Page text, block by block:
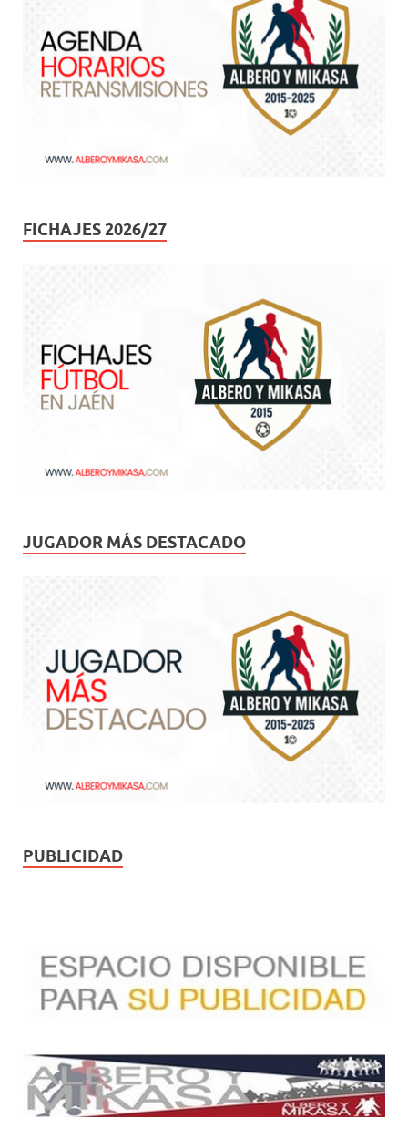
FICHAJES 2026/27
JUGADOR MÁS DESTACADO
PUBLICIDAD